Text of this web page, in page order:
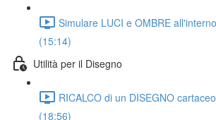
Simulare LUCI e OMBRE
(15:14)
Utilità per il Disegno
RICALCO di un DISEGNO
(18:56)